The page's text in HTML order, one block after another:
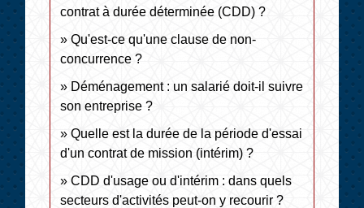
contrat à durée déterminée (CDD) ?
Qu'est-ce qu'une clause de non-
concurrence ?
Déménagement : un salarié doit-il suivre
son entreprise ?
Quelle est la durée de la période d'essai
d'un contrat de mission (intérim) ?
CDD d'usage ou d'intérim : dans quels
secteurs d'activités peut-on y recourir ?